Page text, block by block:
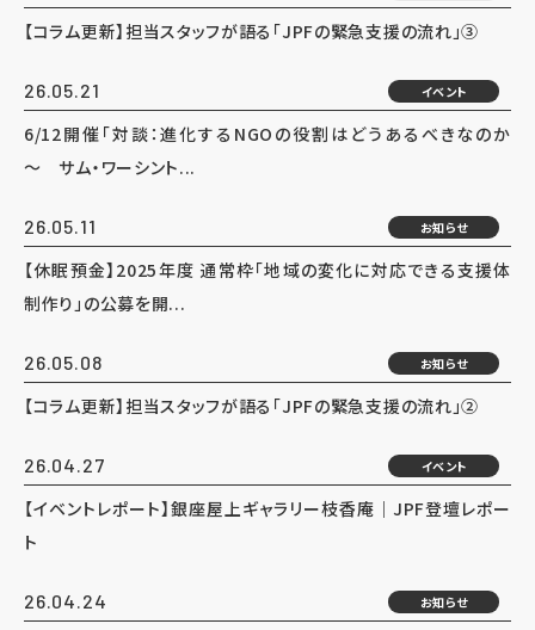
【コラム更新】担当スタッフが語る「JPFの緊急支援の流れ」③
26.05.21 イベント
6/12開催「対談：進化するNGOの役割はどうあるべきなのか
～ サム・ワーシント...
26.05.11 お知らせ
【休眠預金】2025年度 通常枠「地域の変化に対応できる支援体
制作り」の公募を開...
26.05.08 お知らせ
【コラム更新】担当スタッフが語る「JPFの緊急支援の流れ」②
26.04.27 イベント
【イベントレポート】銀座屋上ギャラリー枝香庵｜JPF登壇レポー
ト
26.04.24 お知らせ